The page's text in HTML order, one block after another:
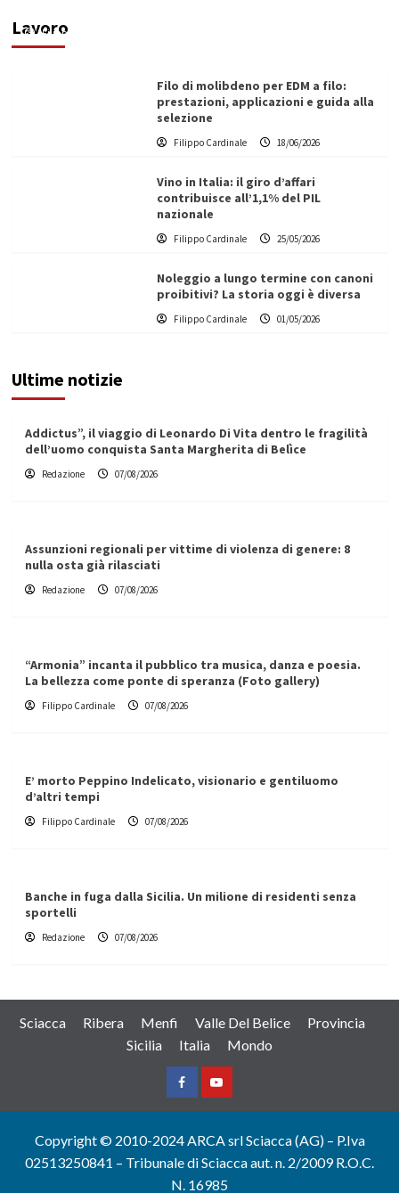
LavoroFilippo Cardinale
Filo di molibdeno per EDM a filo:
prestazioni, applicazioni e guida alla
selezione
Filippo Cardinale 18/06/2026
Vino in Italia: il giro d’affari
contribuisce all’1,1% del PIL
nazionale
Filippo Cardinale 25/05/2026
Noleggio a lungo termine con canoni
proibitivi? La storia oggi è diversa
Filippo Cardinale 01/05/2026
Ultime notizie
Addictus”, il viaggio di Leonardo Di Vita dentro le fragilità
dell’uomo conquista Santa Margherita di Belìce
Redazione 07/08/2026
Assunzioni regionali per vittime di violenza di genere: 8
nulla osta già rilasciati
Redazione 07/08/2026
“Armonia” incanta il pubblico tra musica, danza e poesia.
La bellezza come ponte di speranza (Foto gallery)
Filippo Cardinale 07/08/2026
E’ morto Peppino Indelicato, visionario e gentiluomo
d’altri tempi
Filippo Cardinale 07/08/2026
Banche in fuga dalla Sicilia. Un milione di residenti senza
sportelli
Redazione 07/08/2026
Sciacca Ribera Menfi Valle Del Belice
Provincia
Sicilia
Italia Mondo
FacebookYountube
Copyright © 2010-2024 ARCA srl Sciacca (AG) – P.Iva
02513250841 – Tribunale di Sciacca aut. n. 2/2009 R.O.C.
N. 16985